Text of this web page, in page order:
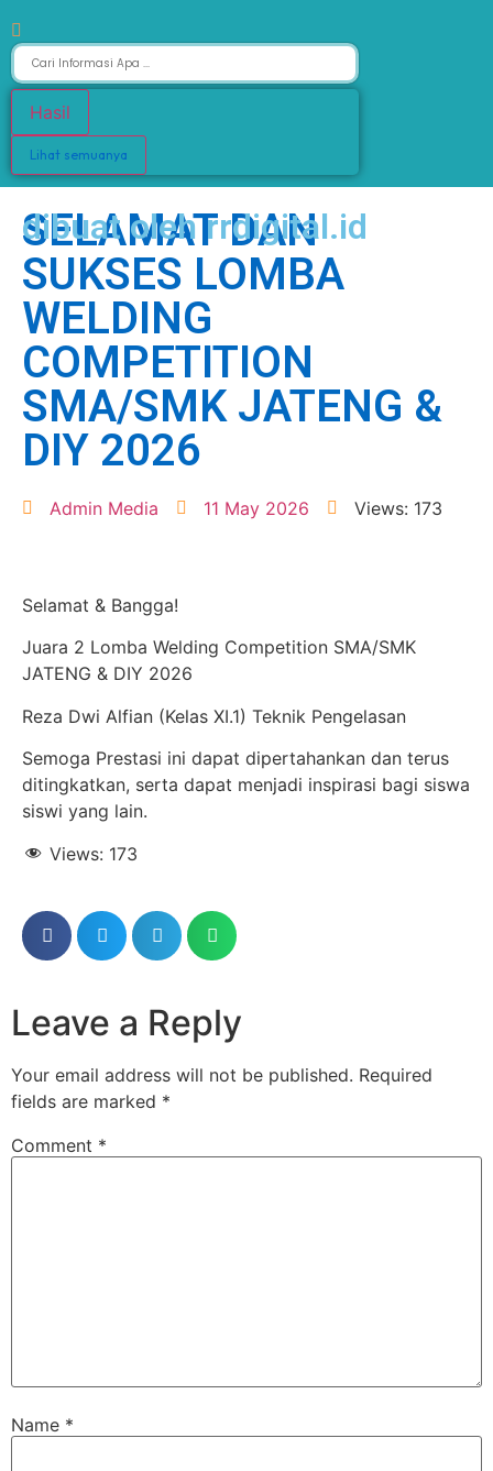
Hasil
Lihat semuanya
SELAMAT DAN
SUKSES LOMBA
WELDING
COMPETITION
SMA/SMK JATENG &
DIY 2026
Admin Media 11 May 2026 Views: 173
Selamat & Bangga!
Juara 2 Lomba Welding Competition SMA/SMK
JATENG & DIY 2026
Reza Dwi Alfian (Kelas XI.1) Teknik Pengelasan
Semoga Prestasi ini dapat dipertahankan dan terus
ditingkatkan, serta dapat menjadi inspirasi bagi siswa
siswi yang lain.
Views: 173
dibuat oleh rrdigital.id
Leave a Reply
Your email address will not be published. Required
fields are marked *
Comment *
Name *